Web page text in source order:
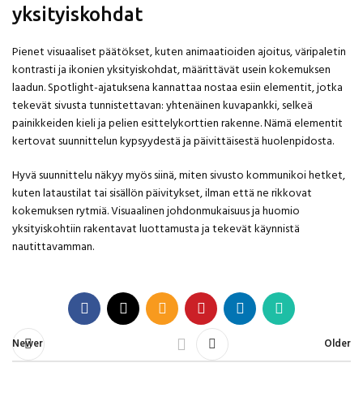
yksityiskohdat
Pienet visuaaliset päätökset, kuten animaatioiden ajoitus, väripaletin
kontrasti ja ikonien yksityiskohdat, määrittävät usein kokemuksen
laadun. Spotlight-ajatuksena kannattaa nostaa esiin elementit, jotka
tekevät sivusta tunnistettavan: yhtenäinen kuvapankki, selkeä
painikkeiden kieli ja pelien esittelykorttien rakenne. Nämä elementit
kertovat suunnittelun kypsyydestä ja päivittäisestä huolenpidosta.
Hyvä suunnittelu näkyy myös siinä, miten sivusto kommunikoi hetket,
kuten lataustilat tai sisällön päivitykset, ilman että ne rikkovat
kokemuksen rytmiä. Visuaalinen johdonmukaisuus ja huomio
yksityiskohtiin rakentavat luottamusta ja tekevät käynnistä
nautittavamman.
Newer Older